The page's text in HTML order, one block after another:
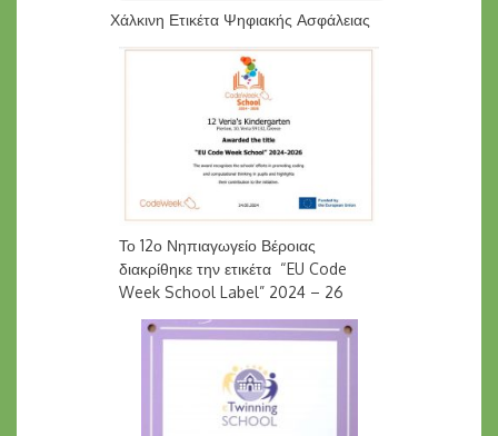
Χάλκινη Ετικέτα Ψηφιακής Ασφάλειας
Το 12ο Νηπιαγωγείο Βέροιας
διακρίθηκε την ετικέτα “EU Code
Week School Label” 2024 – 26